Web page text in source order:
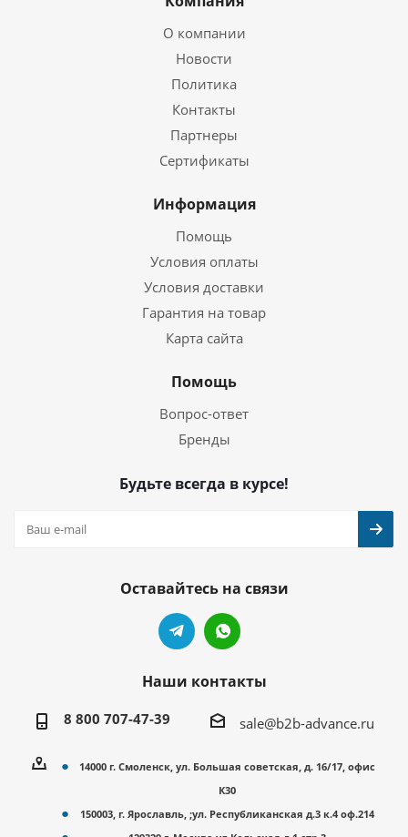
О компании
Новости
Политика
Контакты
Партнеры
Сертификаты
Информация
Помощь
Условия оплаты
Условия доставки
Гарантия на товар
Карта сайта
Помощь
Вопрос-ответ
Бренды
Будьте всегда в курсе!
Оставайтесь на связи
Наши контакты
8 800 707-47-39 sale@b2b-advance.ru
14000 г. Смоленск, ул. Большая советская, д. 16/17, офис
К30
150003, г. Ярославль, ;ул. Республиканская д.3 к.4 оф.214